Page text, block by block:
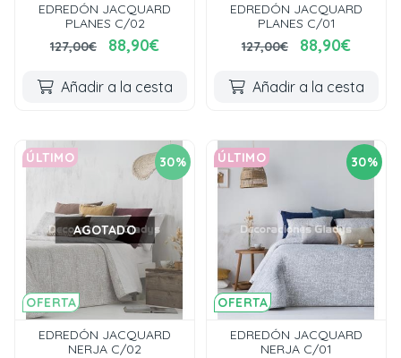
EDREDÓN JACQUARD
PLANES C/02
127,00€
88,90€
Añadir a la cesta
EDREDÓN JACQUARD
PLANES C/01
127,00€
88,90€
Añadir a la cesta
30%
OFERTA
ÚLTIMO
AGOTADO
EDREDÓN JACQUARD
NERJA C/02
30%
OFERTA
ÚLTIMO
EDREDÓN JACQUARD
NERJA C/01